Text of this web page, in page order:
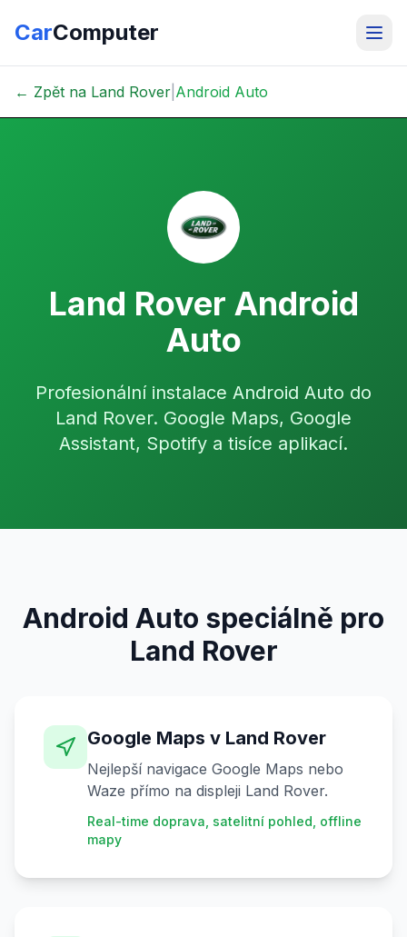
CarComputer
← Zpět na Land Rover Android Auto
Land Rover Android
Auto
Profesionální instalace Android Auto do
Land Rover. Google Maps, Google
Assistant, Spotify a tisíce aplikací.
Android Auto speciálně pro
Land Rover
Google Maps v Land Rover
Nejlepší navigace Google Maps nebo
Waze přímo na displeji Land Rover.
Real-time doprava, satelitní pohled, offline
mapy